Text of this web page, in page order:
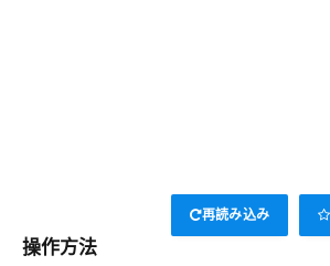
再読み込み
操作方法